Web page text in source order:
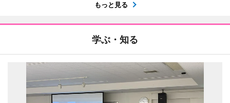
もっと見る
学ぶ・知る